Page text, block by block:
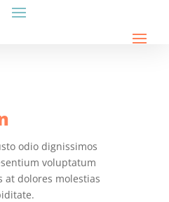
odio dignissimos
voluptatum
dolores molestias